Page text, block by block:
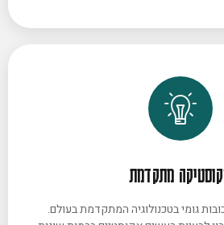
מתקדמת
גומי בטכנולוגיה המתקדמת בעולם.